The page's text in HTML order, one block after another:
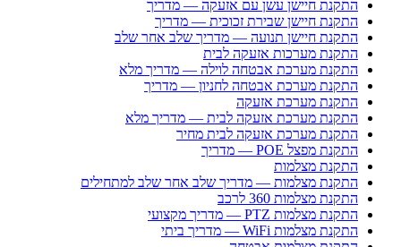
התקנת חיישן עשן עם אזעקה — מדריך
התקנת חיישן שבירת זכוכית — מדריך
התקנת חיישן תנועה — מדריך שלב אחר שלב
התקנת מערכות אזעקה לבית
התקנת מערכת אבטחה לוילה — מדריך מלא
התקנת מערכת אבטחה לחניון — מדריך
התקנת מערכת אזעקה
התקנת מערכת אזעקה לבית — מדריך מלא
התקנת מערכת אזעקה לבית מחיר
התקנת מפצל POE — מדריך
התקנת מצלמות
התקנת מצלמות — מדריך שלב אחר שלב למתחילים
התקנת מצלמות 360 לרכב
התקנת מצלמות PTZ — מדריך מקצועי
התקנת מצלמות WiFi — מדריך ביתי